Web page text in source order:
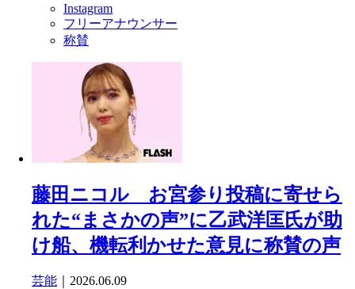
Instagram
フリーアナウンサー
称賛
藤田ニコル お宮参り投稿に寄せら
れた“まさかの声”に乙武洋匡氏が助
け船、機転利かせた意見に称賛の声
芸能 ｜2026.06.09